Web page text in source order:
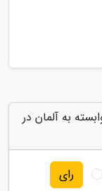
به آلمان در
رای